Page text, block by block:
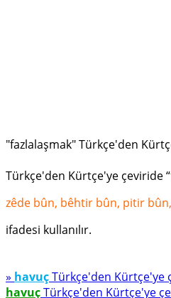
"fazlalaşmak" Türkçe'den
Türkçe'den Kürtçe'ye çeviride “
zêde bûn, bêhtir bûn, pitir
ifadesi kullanılır.
» havuçTürkçe'den Kürtçe'ye
havuçTürkçe'den Kürtçe'ye